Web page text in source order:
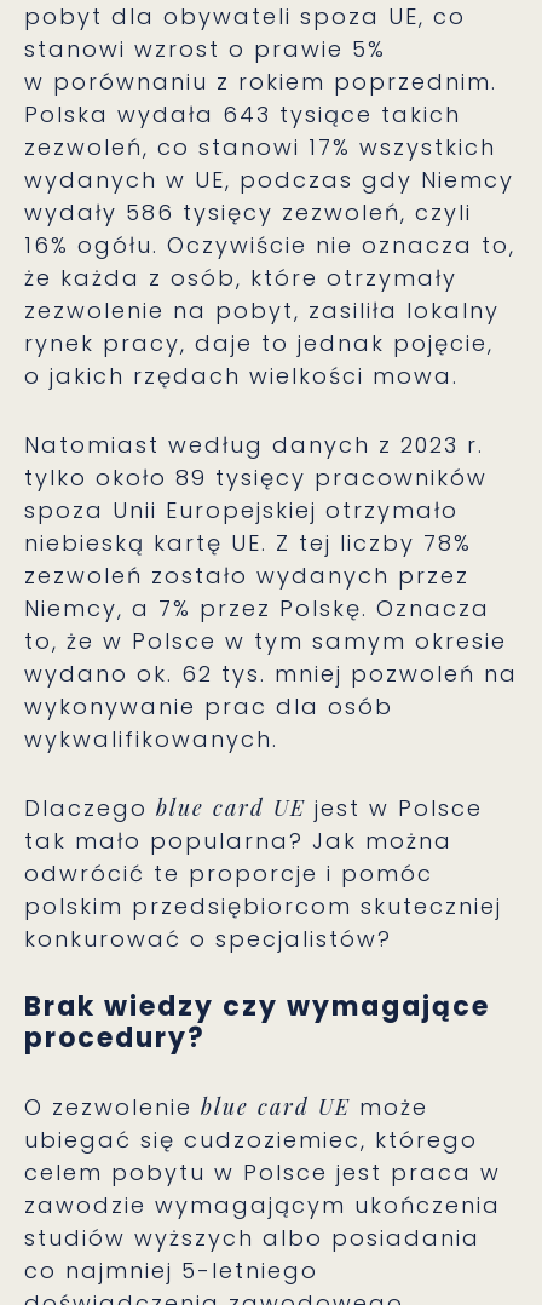
pobyt dla obywateli spoza UE, co
stanowi wzrost o prawie 5%
w porównaniu z rokiem poprzednim.
Polska wydała 643 tysiące takich
zezwoleń, co stanowi 17% wszystkich
wydanych w UE, podczas gdy Niemcy
wydały 586 tysięcy zezwoleń, czyli
16% ogółu. Oczywiście nie oznacza to,
że każda z osób, które otrzymały
zezwolenie na pobyt, zasiliła lokalny
rynek pracy, daje to jednak pojęcie,
o jakich rzędach wielkości mowa.
Natomiast według danych z 2023 r.
tylko około 89 tysięcy pracowników
spoza Unii Europejskiej otrzymało
niebieską kartę UE. Z tej liczby 78%
zezwoleń zostało wydanych przez
Niemcy, a 7% przez Polskę. Oznacza
to, że w Polsce w tym samym okresie
wydano ok. 62 tys. mniej pozwoleń na
wykonywanie prac dla osób
wykwalifikowanych.
Dlaczego blue card UE jest w Polsce
tak mało popularna? Jak można
odwrócić te proporcje i pomóc
polskim przedsiębiorcom skuteczniej
konkurować o specjalistów?
Brak wiedzy czy wymagające
procedury?
O zezwolenie blue card UE może
ubiegać się cudzoziemiec, którego
celem pobytu w Polsce jest praca w
zawodzie wymagającym ukończenia
studiów wyższych albo posiadania
co najmniej 5-letniego